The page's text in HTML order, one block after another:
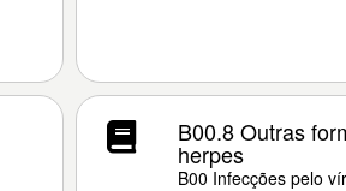
B00.8 Outras
herpes
B00 Infecções pelo